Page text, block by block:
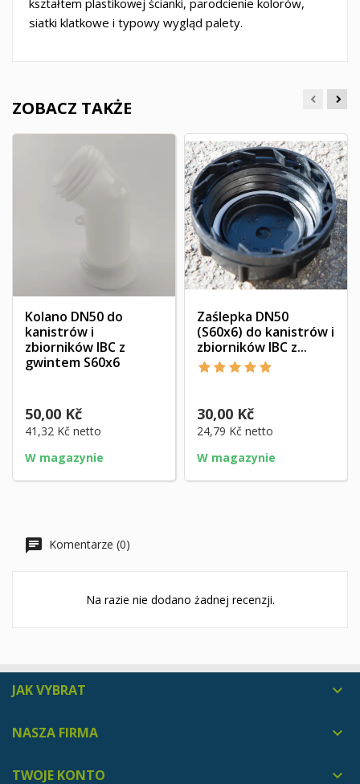
kształtem plastikowej ścianki, parodcienie kolorów,
siatki klatkowe i typowy wygląd palety.
ZOBACZ TAKŻE
Kolano DN50 do
kanistrów i
zbiorników IBC z
gwintem S60x6
50,00 Kč
41,32 Kč netto
W magazynie
Zaślepka DN50
(S60x6) do kanistrów i
zbiorników IBC z...
30,00 Kč
24,79 Kč netto
W magazynie
Komentarze (0)
Na razie nie dodano żadnej recenzji.
JAK VYBRAT 
NASZA FIRMA 
TWOJE KONTO 